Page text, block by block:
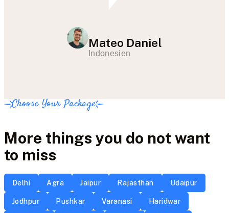
Mateo Daniel
Indonesien
Choose Your Package
More things you do not want
to miss
Delhi Agra Jaipur Rajasthan Udaipur
Jodhpur Pushkar Varanasi Haridwar